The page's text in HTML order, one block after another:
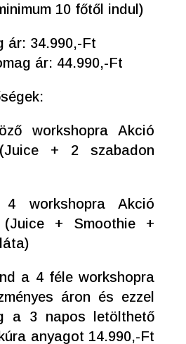
10 főtől indul)
ár: 34.990,-Ft
ár: 44.990,-Ft
workshopra Akció
+ 2 szabadon
workshopra Akció
+ Smoothie +
a 4 féle workshopra
áron és ezzel
a 3 napos letölthető
anyagot 14.990,-Ft